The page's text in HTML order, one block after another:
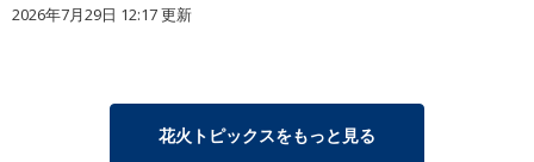
2026年7月29日 12:17 更新
花火トピックスをもっと見る